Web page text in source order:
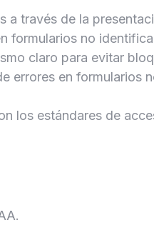
a través de la
formularios no
claro para evitar
errores en formularios
los estándares de